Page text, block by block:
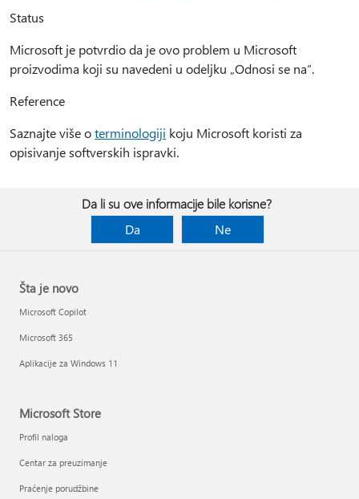
Status
Microsoft je potvrdio da je ovo problem u Microsoft
proizvodima koji su navedeni u odeljku „Odnosi se na“.
Reference
Saznajte više oterminologiji koju Microsoft koristi za
opisivanje softverskih ispravki.
Da li su ove informacije bile korisne?
Da
Ne
Šta je novo
Microsoft Copilot
Microsoft 365
Aplikacije za Windows 11
Microsoft Store
Profil naloga
Centar za preuzimanje
Praćenje porudžbine